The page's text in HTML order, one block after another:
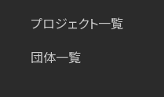
プロジェクト一覧
団体一覧